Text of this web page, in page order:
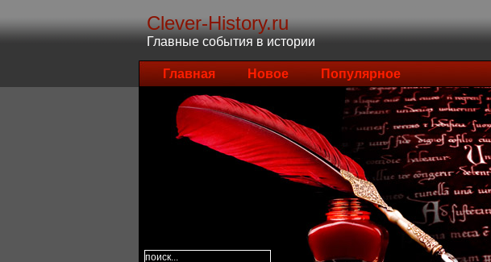
Clever-History.ru
Главные события в истории
Главная Новое Популярное